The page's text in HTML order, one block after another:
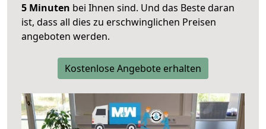
5 Minuten bei Ihnen sind. Und das Beste daran
ist, dass all dies zu erschwinglichen Preisen
angeboten werden.
Kostenlose Angebote erhalten